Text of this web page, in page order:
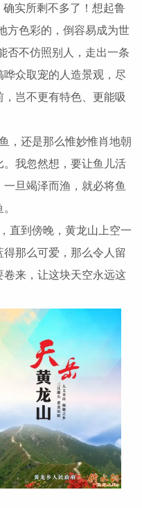
确实所剩不多了！想起鲁
方色彩的，倒容易成为世
否不仿照别人，走出一条
众取宠的人造景观，尽
岂不更有特色、更能吸
还是那么惟妙惟肖地朝
我忽然想，要让鱼儿活
旦竭泽而渔，就必将鱼
到傍晚，黄龙山上空一
那么可爱，那么令人留
来，让这块天空永远这